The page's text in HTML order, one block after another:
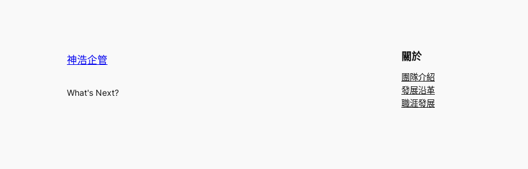
神浩企管
What's Next?
關於
團隊介紹
發展沿革
職涯發展